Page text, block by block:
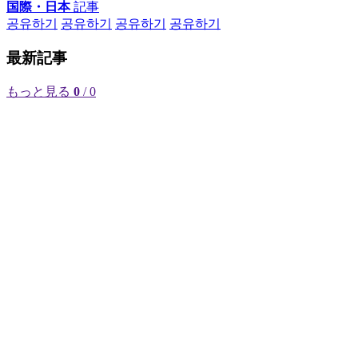
国際・日本記事
공유하기
공유하기 공유하기 공유하기
最新記事
もっと見る 0 / 0